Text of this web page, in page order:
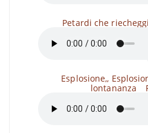
Petardi che
Esplosione,,
lontananza